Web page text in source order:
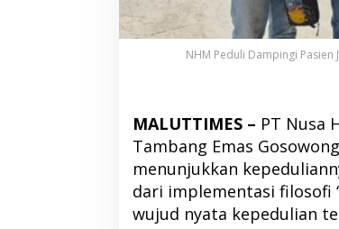
NHM Peduli Dampingi Pasien
MALUTTIMES – PT Nusa
Tambang Emas
menunjukkan
dari implementasi filosofi
wujud nyata kepedulian